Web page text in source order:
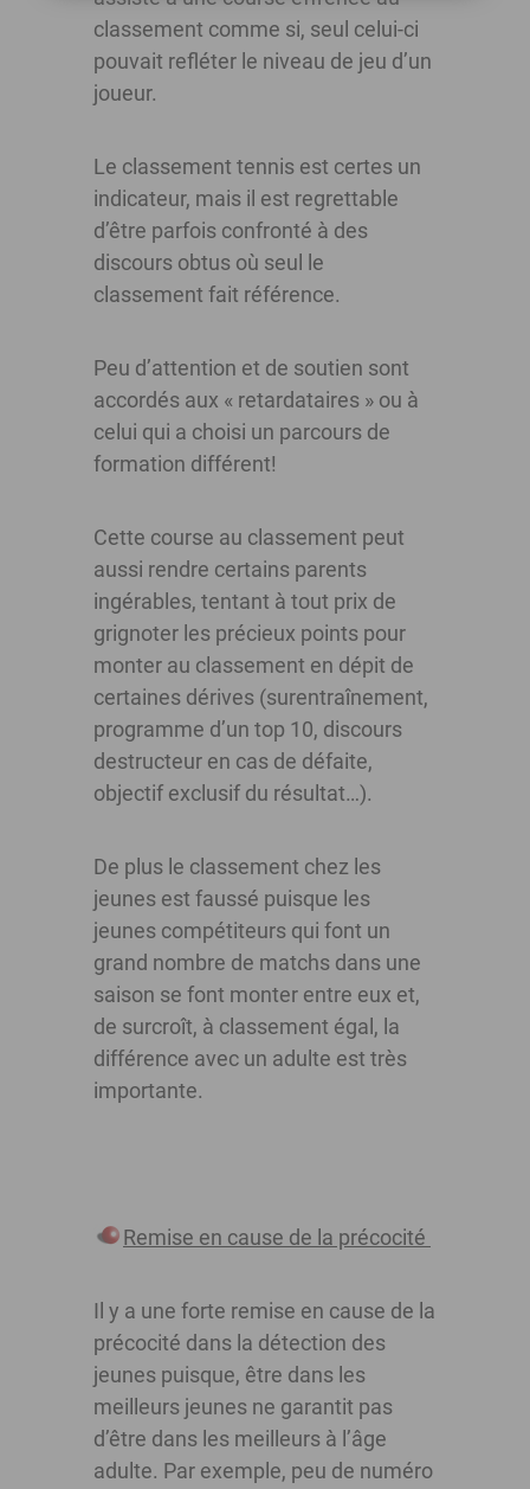
classement comme si, seul celui-ci
pouvait refléter le niveau de jeu d’un
joueur.
Le classement tennis est certes un
indicateur, mais il est regrettable
d’être parfois confronté à des
discours obtus où seul le
classement fait référence.
Peu d’attention et de soutien sont
accordés aux « retardataires » ou à
celui qui a choisi un parcours de
formation différent!
Cette course au classement peut
aussi rendre certains parents
ingérables, tentant à tout prix de
grignoter les précieux points pour
monter au classement en dépit de
certaines dérives (surentraînement,
programme d’un top 10, discours
destructeur en cas de défaite,
objectif exclusif du résultat…).
De plus le classement chez les
jeunes est faussé puisque les
jeunes compétiteurs qui font un
grand nombre de matchs dans une
saison se font monter entre eux et,
de surcroît, à classement égal, la
différence avec un adulte est très
importante.
Remise en cause de la précocité
Il y a une forte remise en cause de la
précocité dans la détection des
jeunes puisque, être dans les
meilleurs jeunes ne garantit pas
d’être dans les meilleurs à l’âge
adulte. Par exemple, peu de numéro